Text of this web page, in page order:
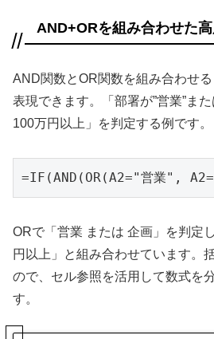
AND+ORを組み合わせた
AND関数とOR関数を組み合わせ
表現できます。「部署が”営業”ま
100万円以上」を判定する例です。
=IF(AND(OR(A2="営業",
ORで「営業 または 企画」を判定
円以上」と組み合わせています。
ので、セル参照を活用して数式を
す。